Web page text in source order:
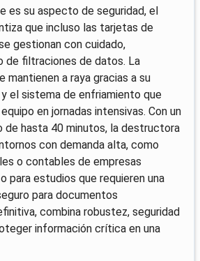
es su aspecto de seguridad, el
que incluso las tarjetas de
gestionan con cuidado,
de filtraciones de datos. La
mantienen a raya gracias a su
el sistema de enfriamiento que
en jornadas intensivas. Con un
de hasta 40 minutos, la destructora
con demanda alta, como
o contables de empresas
para estudios que requieren una
para documentos
combina robustez, seguridad
información crítica en una